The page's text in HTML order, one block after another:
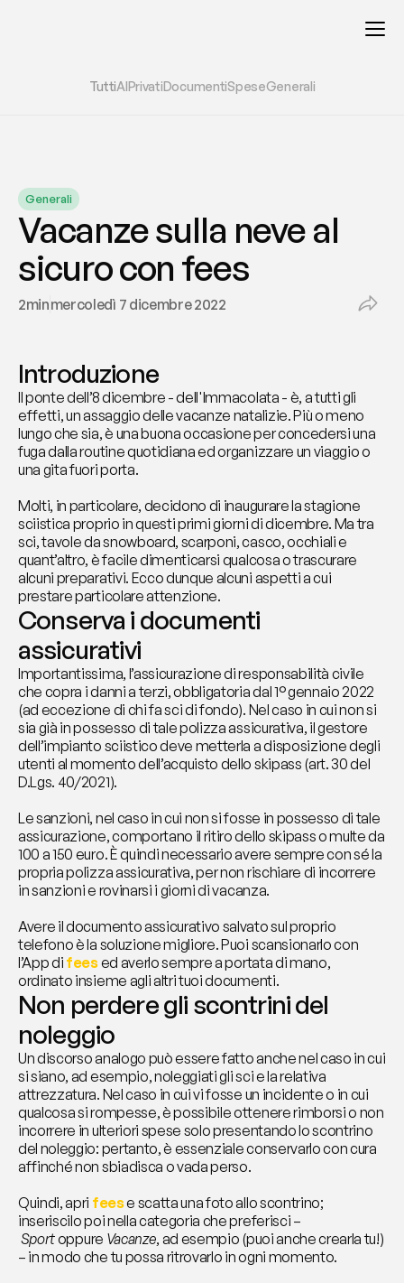
TuttiAIPrivatiDocumentiSpeseGenerali
Generali
Vacanze sulla neve al
sicuro con fees
2minmercoledì 7 dicembre 2022
Introduzione
Il ponte dell’8 dicembre - dell'Immacolata - è, a tutti gli
effetti, un assaggio delle vacanze natalizie. Più o meno
lungo che sia, è una buona occasione per concedersi una
fuga dalla routine quotidiana ed organizzare un viaggio o
una gita fuori porta.
Molti, in particolare, decidono di inaugurare la stagione
sciistica proprio in questi primi giorni di dicembre. Ma tra
sci, tavole da snowboard, scarponi, casco, occhiali e
quant’altro, è facile dimenticarsi qualcosa o trascurare
alcuni preparativi. Ecco dunque alcuni aspetti a cui
prestare particolare attenzione.
Conserva i documenti
assicurativi
Importantissima, l’assicurazione di responsabilità civile
che copra i danni a terzi, obbligatoria dal 1° gennaio 2022
(ad eccezione di chi fa sci di fondo). Nel caso in cui non si
sia già in possesso di tale polizza assicurativa, il gestore
dell’impianto sciistico deve metterla a disposizione degli
utenti al momento dell’acquisto dello skipass (art. 30 del
D.Lgs. 40/2021).
Le sanzioni, nel caso in cui non si fosse in possesso di tale
assicurazione, comportano il ritiro dello skipass o multe da
100 a 150 euro. È quindi necessario avere sempre con sé la
propria polizza assicurativa, per non rischiare di incorrere
in sanzioni e rovinarsi i giorni di vacanza.
Avere il documento assicurativo salvato sul proprio
telefono è la soluzione migliore. Puoi scansionarlo con
l’App di feesed averlo sempre a portata di mano,
ordinato insieme agli altri tuoi documenti.
Non perdere gli scontrini del
noleggio
Un discorso analogo può essere fatto anche nel caso in cui
si siano, ad esempio, noleggiati gli sci e la relativa
attrezzatura. Nel caso in cui vi fosse un incidente o in cui
qualcosa si rompesse, è possibile ottenere rimborsi o non
incorrere in ulteriori spese solo presentando lo scontrino
del noleggio: pertanto, è essenziale conservarlo con cura
affinché non sbiadisca o vada perso.
Quindi, apri fees e scatta una foto allo scontrino;
inseriscilo poi nella categoria che preferisci –
Sport oppure Vacanze, ad esempio (puoi anche crearla tu!)
– in modo che tu possa ritrovarlo in ogni momento.